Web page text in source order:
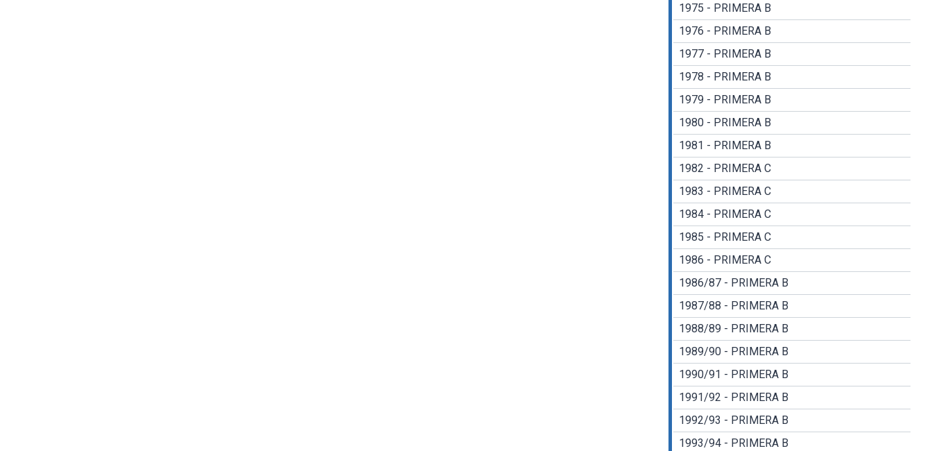
1975 - PRIMERA B
1976 - PRIMERA B
1977 - PRIMERA B
1978 - PRIMERA B
1979 - PRIMERA B
1980 - PRIMERA B
1981 - PRIMERA B
1982 - PRIMERA C
1983 - PRIMERA C
1984 - PRIMERA C
1985 - PRIMERA C
1986 - PRIMERA C
1986/87 - PRIMERA B
1987/88 - PRIMERA B
1988/89 - PRIMERA B
1989/90 - PRIMERA B
1990/91 - PRIMERA B
1991/92 - PRIMERA B
1992/93 - PRIMERA B
1993/94 - PRIMERA B